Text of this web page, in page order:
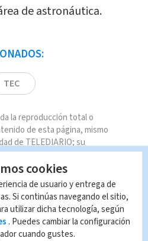
de astronáutica.
TEC
la reproducción total o
de esta página, mismo
de TELEDIARIO; su
autorizada constituye una
delito de conformidad con las
cookies
de usuario y entrega de
Si continúas navegando el sitio,
utilizar dicha tecnología, según
. Puedes cambiar la configuración
cuando gustes.